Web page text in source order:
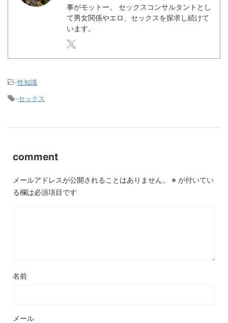
事がモットー。 セックスコンサルタントとし
て男女関係やエロ、セックスを探求し続けて
います。
-性知識
-セックス
comment
メールアドレスが公開されることはありません。 ※ が付いてい
る欄は必須項目です
名前
メール